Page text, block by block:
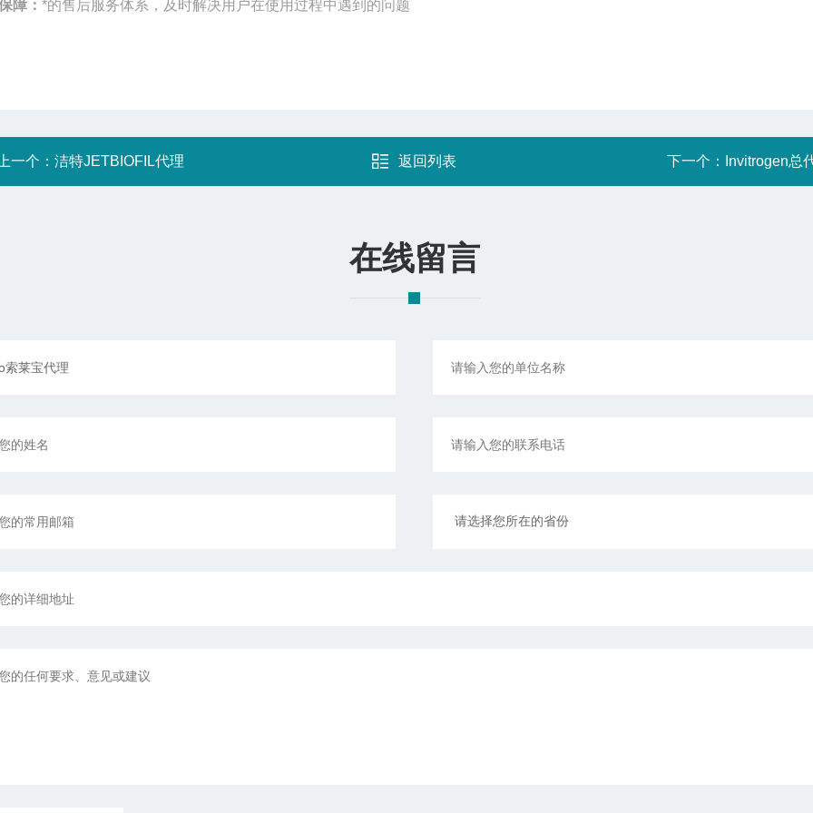
障： *的售后服务体系，及时解决用户在使用过程中遇到的问题
一个： 洁特JETBIOFIL代理 返回列表 下一个： Invitrogen总
在线留言